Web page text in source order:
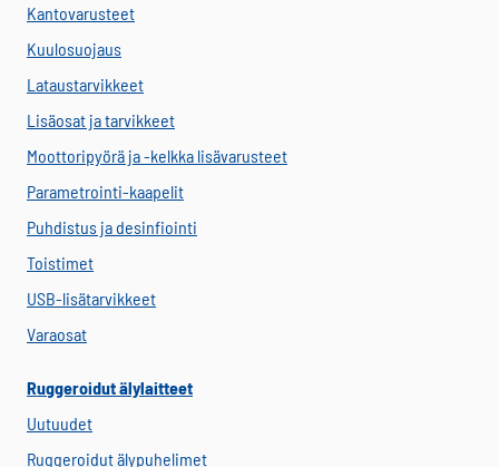
Kantovarusteet
Kuulosuojaus
Lataustarvikkeet
Lisäosat ja tarvikkeet
Moottoripyörä ja -kelkka lisävarusteet
Parametrointi-kaapelit
Puhdistus ja desinfiointi
Toistimet
USB-lisätarvikkeet
Varaosat
Ruggeroidut älylaitteet
Uutuudet
Ruggeroidut älypuhelimet